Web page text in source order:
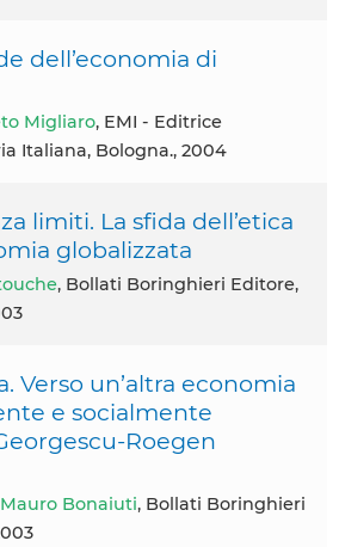
dell’economia di
Migliaro, EMI - Editrice
Italiana, Bologna., 2004
limiti. La sfida dell’etica
globalizzata
, Bollati Boringhieri Editore,
Verso un’altra economia
e socialmente
Roegen
Mauro Bonaiuti, Bollati Boringhieri